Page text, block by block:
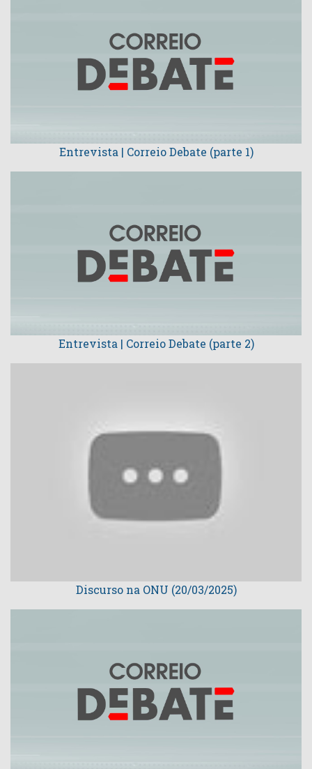
Entrevista | Correio Debate (parte 1)
Entrevista | Correio Debate (parte 2)
Discurso na ONU (20/03/2025)